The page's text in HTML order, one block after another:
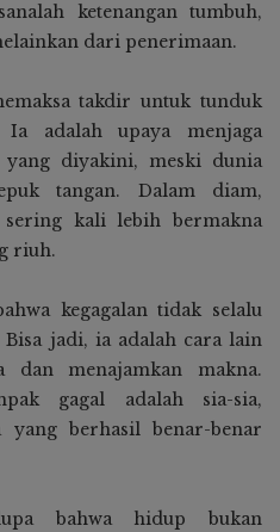
ketenangan tumbuh,
dari penerimaan.
takdir untuk tunduk
adalah upaya menjaga
diyakini, meski dunia
tangan. Dalam diam,
kali lebih bermakna
riuh.
kegagalan tidak selalu
jadi, ia adalah cara lain
dan menajamkan makna.
gagal adalah sia-sia,
yang berhasil benar-benar
bahwa hidup bukan